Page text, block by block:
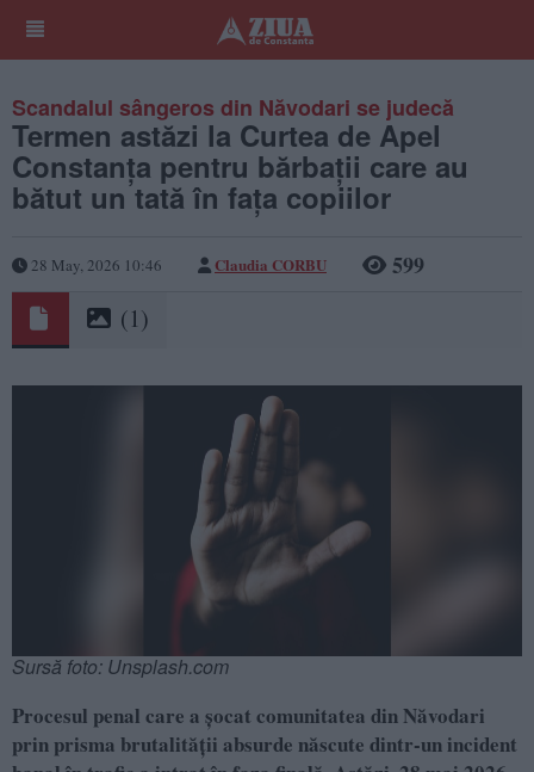
Scandalul sângeros din Năvodari se judecă
Termen astăzi la Curtea de Apel
Constanța pentru bărbații care au
bătut un tată în fața copiilor
28 May, 2026 10:46 Claudia CORBU 599
(1)
Sursă foto: Unsplash.com
Procesul penal care a șocat comunitatea din Năvodari
prin prisma brutalității absurde născute dintr-un incident